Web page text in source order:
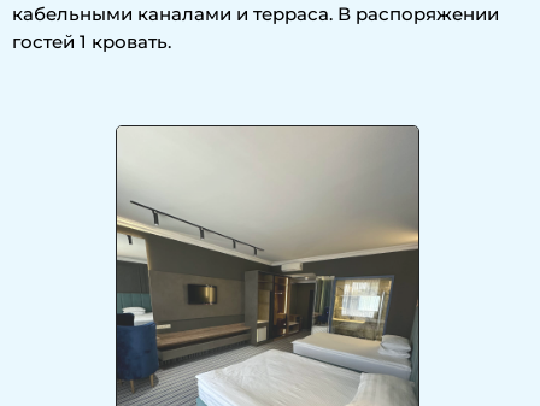
кабельными каналами и терраса. В распоряжении
гостей 1 кровать.